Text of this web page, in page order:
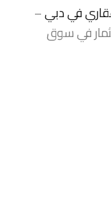
في دبي–
في سوق